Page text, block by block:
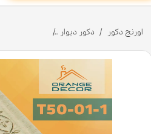
اورنج دکور دکور دیوار